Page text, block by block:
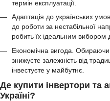
термін експлуатації.
Адаптація до українських
до роботи за нестабільної
робить їх ідеальним вибором
Економічна вигода. Обираючи
знижуєте залежність від
інвестуєте у майбутнє.
Де купити інвертори та
Україні?